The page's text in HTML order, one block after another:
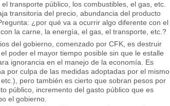
transporte público, los combustibles, el gas, etc.
transitoria del precio, abundancia del producto
¿por qué va a ocurrir algo diferente con el
la carne, la energía, el gas, el transporte, etc.?
del gobierno, comenzado por CFK, es destruir
poder el mayor tiempo posible sin que le estalle
ignorancia en el manejo de la economía. Es
por culpa de las medidas adoptadas por el mismo
pero también es cierto que sobran pesos por
público, incremento del gasto público que es
el gobierno.